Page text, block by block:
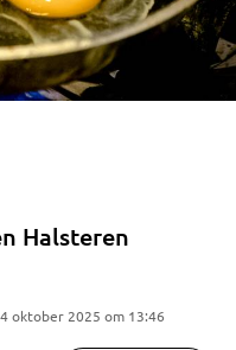
Halsteren
oktober 2025 om 13:46